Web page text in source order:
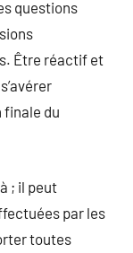
questions
Être réactif et
finale du
; il peut
par les
toutes